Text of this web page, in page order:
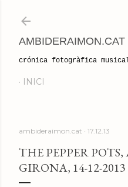
AMBIDERAIMON.CAT
crónica fotogràfica
INICI
ambideraimon.cat 17.12.13
THE PEPPER
GIRONA, 14-12-2013